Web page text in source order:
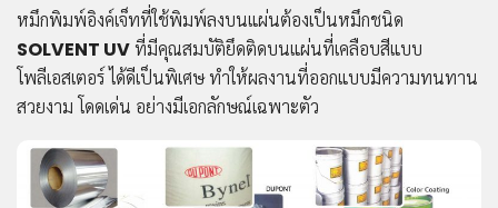
ชำระ
เงิน
คำถาม
ที่พบ
ข่าวสาร
กิจกรรม
หมึกพิมพ์อิงค์เจ็ทที่ใช้พิมพ์ลงบนแผ่นต้องเป็นหมึกชนิด
SOLVENT UV ที่มีคุณสมบัติยึดติดบนแผ่นที่เคลือบสีแบบ
โพลีเอสเตอร์ ได้ดีเป็นพิเศษ ทำให้ผลงานที่ออกแบบมีความทนทาน
สวยงาม โดดเด่น อย่างมีเอกลักษณ์เฉพาะตัว